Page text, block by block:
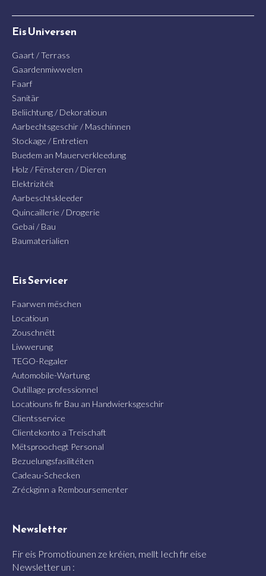
Eis Universen
Gaart / Terrass
Gaardenmiwwelen
Faarf
Sanitär
Beliichtung / Dekoratioun
Aarbechtsgeschir / Maschinnen
Stockage / Entretien
Buedem an Mauerverkleedung
Holz / Fënsteren / Dieren
Elektrizitéit
Aarbeschtskleeder
Quincaillerie / Drogerie
Gebai / Bau
Baumaterialien
Eis Servicer
Faarwen mëschen
Locatioun
Zouschnëtt
Liwwerung
TEGO-Regaler
Automobile-Wartung
Outillage professionnel
Locatiouns fir Bau an Handwierksgeschir
Clientsservice
Clientekonto a Treischaft
Mëtsproochegt Personal
Bezuelungsfasilitéiten
Cadeau-Schecken
Zréckginn a Remboursementer
Newsletter
Fir eis Promotiounen ze kréien, mellt Iech fir eise
Newsletter un :